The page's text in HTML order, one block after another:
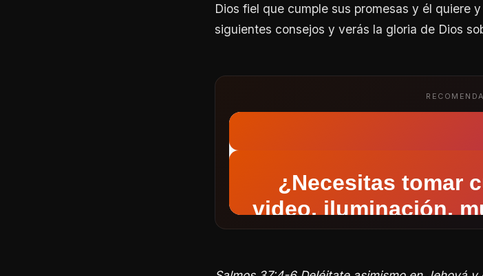
Dios fiel que cumple sus promesas y él quiere
siguientes consejos y verás la gloria de Dios